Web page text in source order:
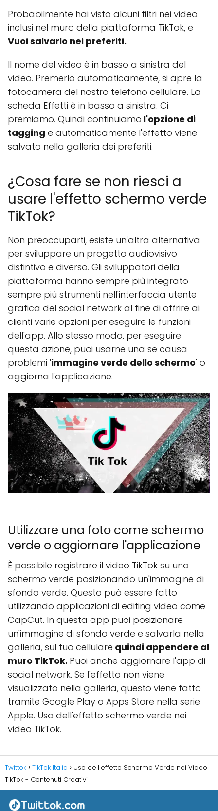
Probabilmente hai visto alcuni filtri nei video
inclusi nel muro della piattaforma TikTok, e
Vuoi salvarlo nei preferiti.
Il nome del video è in basso a sinistra del
video. Premerlo automaticamente, si apre la
fotocamera del nostro telefono cellulare. La
scheda Effetti è in basso a sinistra. Ci
premiamo. Quindi continuiamo l'opzione di
tagging e automaticamente l'effetto viene
salvato nella galleria dei preferiti.
¿Cosa fare se non riesci a
usare l'effetto schermo verde
TikTok?
Non preoccuparti, esiste un'altra alternativa
per sviluppare un progetto audiovisivo
distintivo e diverso. Gli sviluppatori della
piattaforma hanno sempre più integrato
sempre più strumenti nell'interfaccia utente
grafica del social network al fine di offrire ai
clienti varie opzioni per eseguire le funzioni
dell'app. Allo stesso modo, per eseguire
questa azione, puoi usarne una se causa
problemi 'immagine verde dello schermo' o
aggiorna l'applicazione.
Utilizzare una foto come schermo
verde o aggiornare l'applicazione
È possibile registrare il video TikTok su uno
schermo verde posizionando un'immagine di
sfondo verde. Questo può essere fatto
utilizzando applicazioni di editing video come
CapCut. In questa app puoi posizionare
un'immagine di sfondo verde e salvarla nella
galleria, sul tuo cellulare quindi appendere al
muro TikTok. Puoi anche aggiornare l'app di
social network. Se l'effetto non viene
visualizzato nella galleria, questo viene fatto
tramite Google Play o Apps Store nella serie
Apple. Uso dell'effetto schermo verde nei
video TikTok.
Twittok TikTok Italia
Uso dell'effetto Schermo Verde nei Video
TikTok - Contenuti Creativi